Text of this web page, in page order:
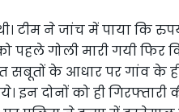
टीम ने जांच में पाया कि
पहले गोली मारी गयी फिर
सबूतों के आधार पर गांव के
दोनों को ही गिरफ्तारी